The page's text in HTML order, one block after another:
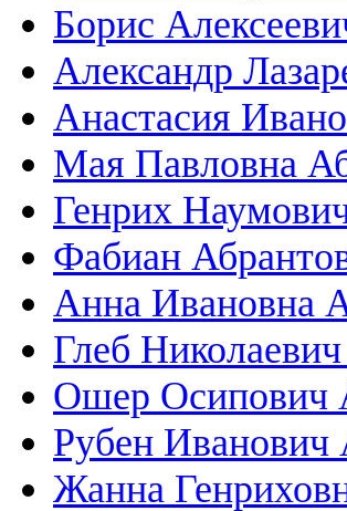
Борис
Александр
Анастасия
Мая Павловна
Генрих
Фабиан
Анна Ивановна
Глеб
Ошер Осипович
Рубен Иванович
Жанна